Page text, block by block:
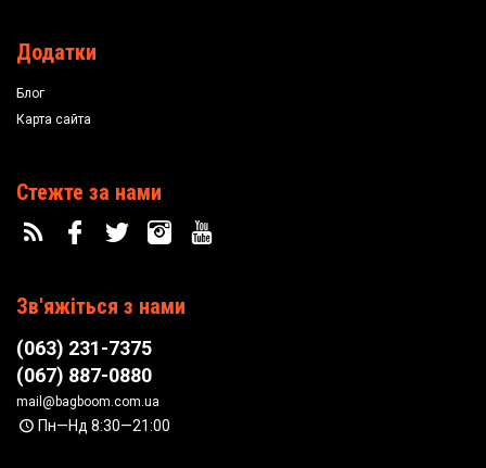
Додатки
Блог
Карта сайта
Стежте за нами
Зв'яжіться з нами
(063) 231-7375
(067) 887-0880
mail@bagboom.com.ua
Пн—Нд 8:30—21:00